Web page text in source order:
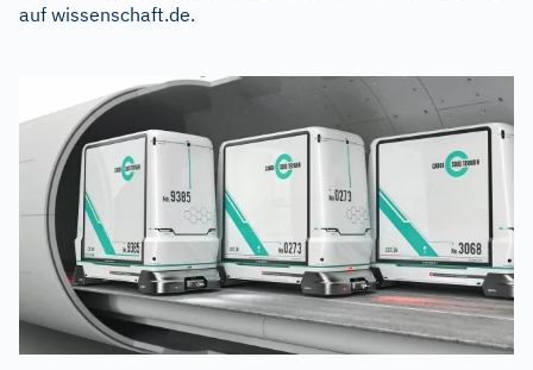
auf wissenschaft.de.